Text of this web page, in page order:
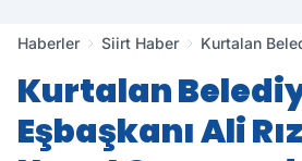
Haberler Siirt Haber
Kurtalan
Buluştu
Kurtalan
Eşbaşkanı Ali